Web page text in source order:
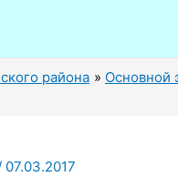
района Основной
07.03.2017